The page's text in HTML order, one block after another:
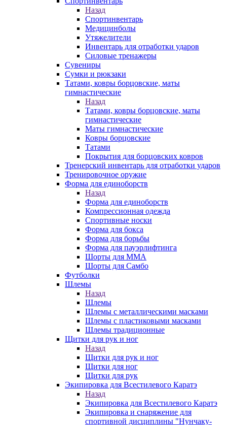
Назад
Спортинвентарь
Медицинболы
Утяжелители
Инвентарь для отработки ударов
Силовые тренажеры
Сувениры
Сумки и рюкзаки
Татами, ковры борцовские, маты
гимнастические
Назад
Татами, ковры борцовские, маты
гимнастические
Маты гимнастические
Ковры борцовские
Татами
Покрытия для борцовских ковров
Тренерский инвентарь для отработки ударов
Тренировочное оружие
Форма для единоборств
Назад
Форма для единоборств
Компрессионная одежда
Спортивные носки
Форма для бокса
Форма для борьбы
Форма для пауэрлифтинга
Шорты для ММА
Шорты для Самбо
Футболки
Шлемы
Назад
Шлемы
Шлемы с металлическими масками
Шлемы с пластиковыми масками
Шлемы традиционные
Щитки для рук и ног
Назад
Щитки для рук и ног
Щитки для ног
Щитки для рук
Экипировка для Всестилевого Каратэ
Назад
Экипировка для Всестилевого Каратэ
Экипировка и снаряжение для
спортивной дисциплины "Нунчаку-